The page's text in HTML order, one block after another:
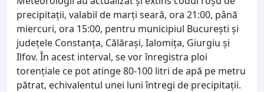
precipitații, valabil de marți seară, ora 21:00, până
miercuri, ora 15:00, pentru municipiul București și
județele Constanța, Călărași, Ialomița, Giurgiu și
Ilfov. În acest interval, se vor înregistra ploi
torențiale ce pot atinge 80-100 litri de apă pe metru
pătrat, echivalentul unei luni întregi de precipitații.